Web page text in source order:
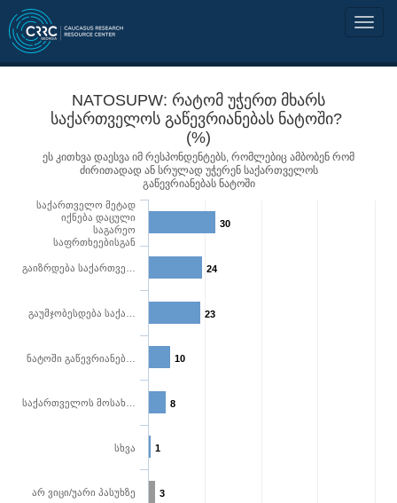
NATOSUPW: რატომ უჭერთ მხარს
საქართველოს გაწევრიანებას ნატოში?
(%)
ეს კითხვა დაესვა იმ რესპონდენტებს, რომლებიც ამბობენ რომ
ძირითადად ან სრულად უჭერენ საქართველოს
გაწევრიანებას ნატოში
30
24
23
10
8
1
3
საქართველო მეტად
იქნება დაცული
საგარეო
საფრთხეებისგან
გაიზრდება საქართვე…
გაუმჯობესდება საქა…
ნატოში გაწევრიანებ…
საქართველოს მოსახ…
სხვა
არ ვიცი/უარი პასუხზე